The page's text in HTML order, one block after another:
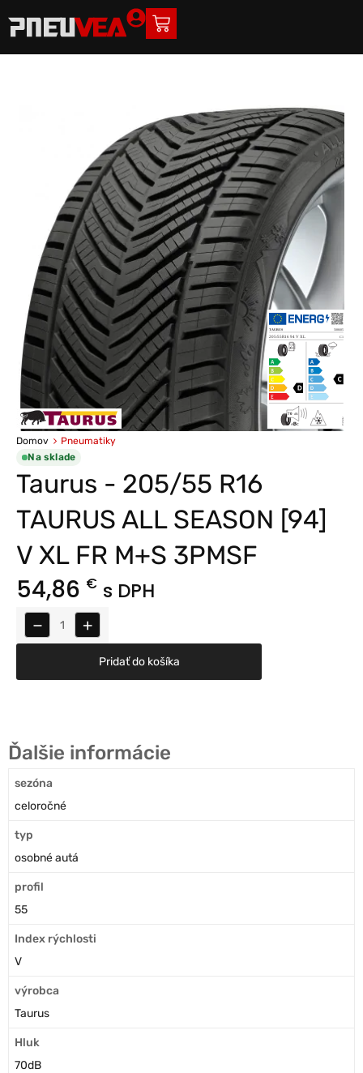
Domov
Pneumatiky
Na sklade
Taurus - 205/55 R16
TAURUS ALL SEASON [94]
V XL FR M+S 3PMSF
54,86 € s DPH
− +
Pridať do košíka
Ďalšie informácie
sezóna
celoročné
typ
osobné autá
profil
55
Index rýchlosti
V
výrobca
Taurus
Hluk
70dB